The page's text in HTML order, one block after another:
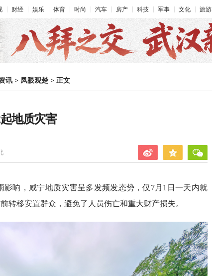
财经 娱乐 体育 时尚 汽车 房产 科技 军事 文化 旅游
讯 > 凤眼观楚 > 正文
地质灾害
影响，咸宁地质灾害呈多发频发态势，仅7月1日一天内就
转移安置群众，避免了人员伤亡和重大财产损失。